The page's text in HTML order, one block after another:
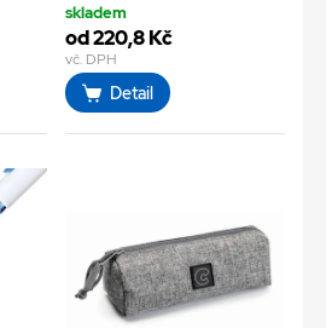
skladem
od 220,8 Kč
vč. DPH
Detail